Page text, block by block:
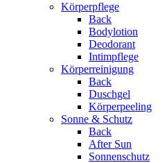
Körperpflege
Back
Bodylotion
Deodorant
Intimpflege
Körperreinigung
Back
Duschgel
Körperpeeling
Sonne & Schutz
Back
After Sun
Sonnenschutz